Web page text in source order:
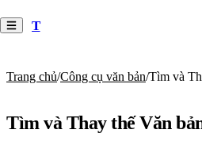
T
Trang chủ/Công cụ văn bản/Tìm và
Tìm và Thay thế Văn